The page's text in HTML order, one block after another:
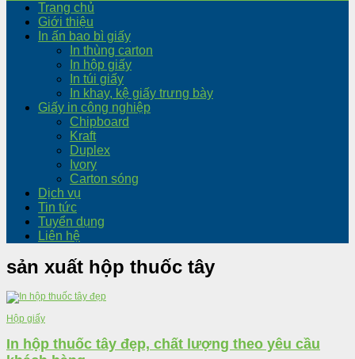
Trang chủ
Giới thiệu
In ấn bao bì giấy
In thùng carton
In hộp giấy
In túi giấy
In khay, kệ giấy trưng bày
Giấy in công nghiệp
Chipboard
Kraft
Duplex
Ivory
Carton sóng
Dịch vụ
Tin tức
Tuyển dụng
Liên hệ
sản xuất hộp thuốc tây
Hộp giấy
In hộp thuốc tây đẹp, chất lượng theo yêu cầu